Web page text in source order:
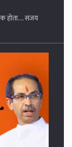
सुरु, कपिल सिब्बल